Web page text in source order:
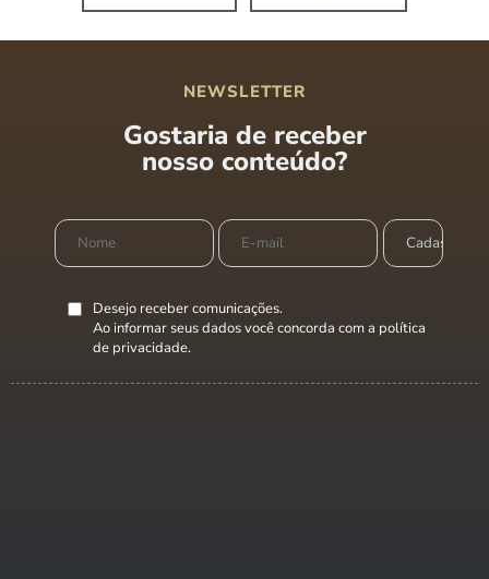
NEWSLETTER
Gostaria de receber
nosso conteúdo?
Desejo receber comunicações.
Ao informar seus dados você concorda com a política
de privacidade.